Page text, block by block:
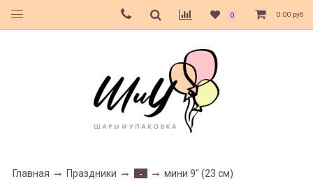
0 0.00 руб
Главная Праздники - мини 9" (23 см)